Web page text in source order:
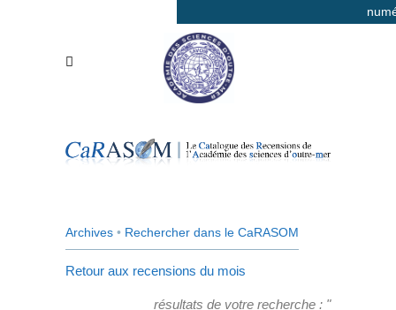
Archives • Rechercher dans le CaRASOM
Retour aux recensions du mois
résultats de votre recherche : "